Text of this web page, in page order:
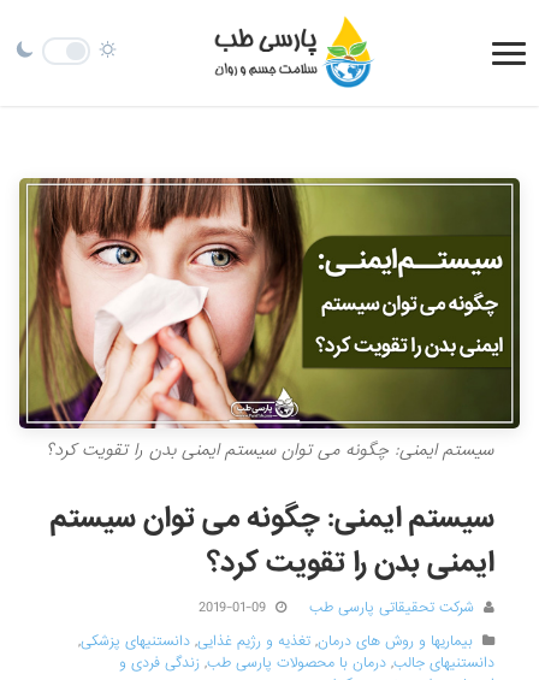
سیستم ایمنی: چگونه می توان سیستم ایمنی بدن را تقویت کرد؟
سیستم ایمنی: چگونه می توان سیستم
ایمنی بدن را تقویت کرد؟
شرکت تحقیقاتی پارسی طب
2019-01-09
بیماریها و روش های درمان,تغذیه و رژیم غذایی,دانستنیهای پزشکی,
دانستنیهای جالب,درمان با محصولات پارسی طب,زندگی فردی و